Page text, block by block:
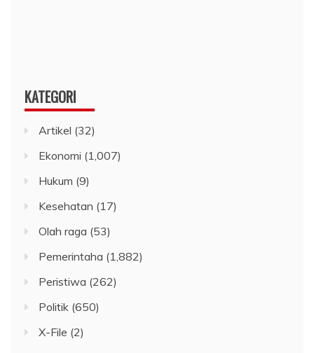
KATEGORI
Artikel (32)
Ekonomi (1,007)
Hukum (9)
Kesehatan (17)
Olah raga (53)
Pemerintaha (1,882)
Peristiwa (262)
Politik (650)
X-File (2)